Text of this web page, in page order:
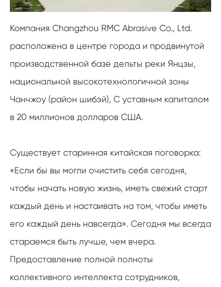
Компания Changzhou RMC Abrasive Co., Ltd.
расположена в центре города и продвинутой
производственной базе дельты реки Янцзы,
национальной высокотехнологичной зоны
Чанчжоу (район шибэй), С уставным капиталом
в 20 миллионов долларов США.
Существует старинная китайская поговорка:
«Если бы вы могли очистить себя сегодня,
чтобы начать новую жизнь, иметь свежий старт
каждый день и настаивать на том, чтобы иметь
его каждый день навсегда». Сегодня мы всегда
стараемся быть лучше, чем вчера.
Предоставление полной полноты
коллективного интеллекта сотрудников,